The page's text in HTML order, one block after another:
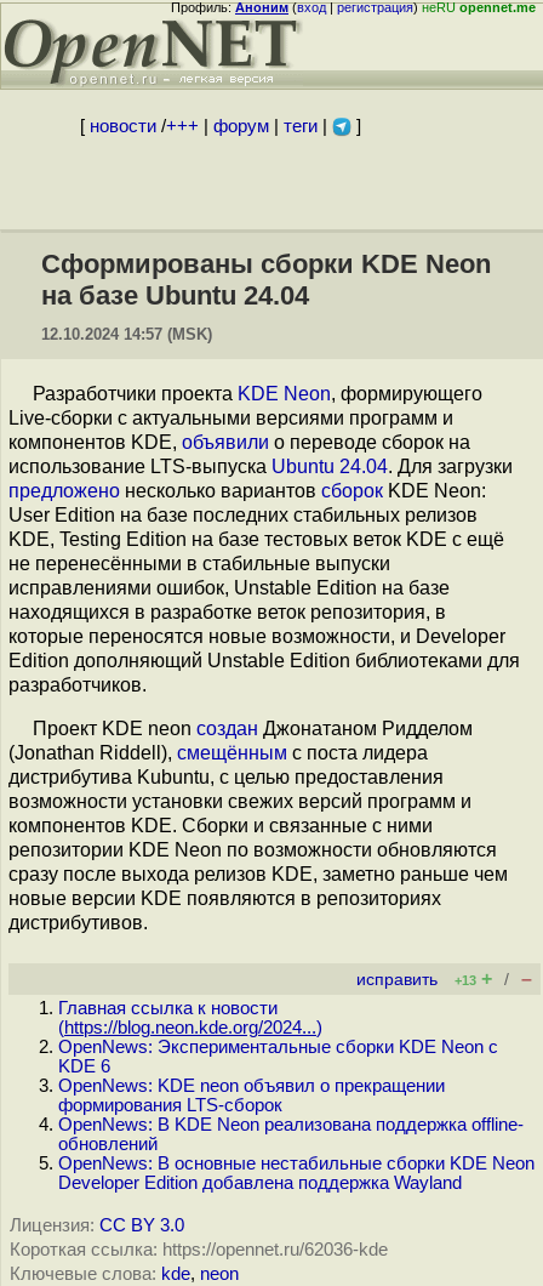
Профиль:Аноним(вход|регистрация)неRUopennet.me
[ новости/+++ форум| теги| ]
Сформированы сборки KDE Neon
на базе Ubuntu 24.04
12.10.2024 14:57 (MSK)
Разработчики проекта KDE Neon, формирующего
Live-сборки с актуальными версиями программ и
компонентов KDE, объявили о переводе сборок на
использование LTS-выпуска Ubuntu 24.04. Для загрузки
предложено несколько вариантов сборок KDE Neon:
User Edition на базе последних стабильных релизов
KDE, Testing Edition на базе тестовых веток KDE с ещё
не перенесёнными в стабильные выпуски
исправлениями ошибок, Unstable Edition на базе
находящихся в разработке веток репозитория, в
которые переносятся новые возможности, и Developer
Edition дополняющий Unstable Edition библиотеками для
разработчиков.
Проект KDE neon создан Джонатаном Ридделом
(Jonathan Riddell), смещённым с поста лидера
дистрибутива Kubuntu, с целью предоставления
возможности установки свежих версий программ и
компонентов KDE. Сборки и связанные с ними
репозитории KDE Neon по возможности обновляются
сразу после выхода релизов KDE, заметно раньше чем
новые версии KDE появляются в репозиториях
дистрибутивов.
исправить +13 + / –
Главная ссылка к новости
(https://blog.neon.kde.org/2024...)
OpenNews: Экспериментальные сборки KDE Neon с
KDE 6
OpenNews: KDE neon объявил о прекращении
формирования LTS-сборок
OpenNews: В KDE Neon реализована поддержка offline-
обновлений
OpenNews: В основные нестабильные сборки KDE Neon
Developer Edition добавлена поддержка Wayland
Лицензия: CC BY 3.0
Короткая ссылка: https://opennet.ru/62036-kde
Ключевые слова: kde, neon